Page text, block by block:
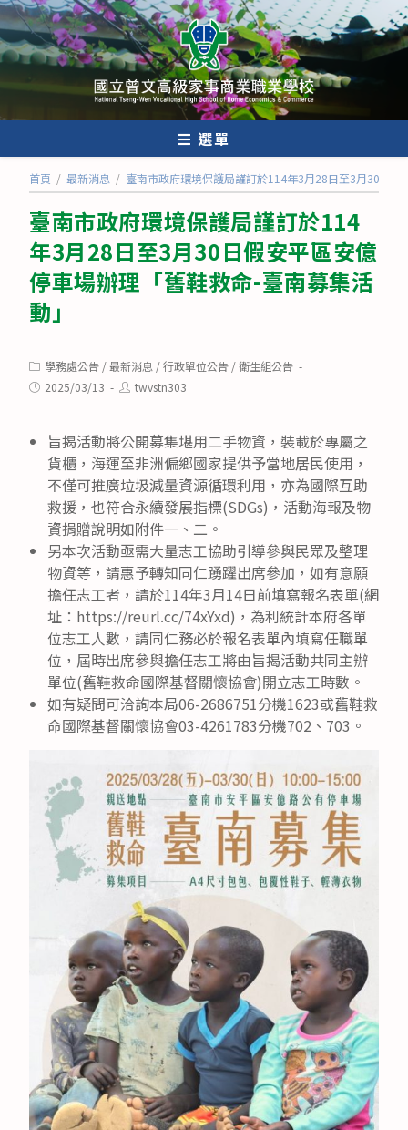
跳
轉
至
內
選單
首頁 / 最新消息 / 臺南市政府環境保護局謹訂於114年3月28日至3月30日
臺南市政府環境保護局謹訂於114
年3月28日至3月30日假安平區安億
停車場辦理「舊鞋救命-臺南募集活
動」
Post
category:
學務處公告 /最新消息 /行政單位公告 /衛生組公告
Post2025/03/13
Posttwvstn303
旨揭活動將公開募集堪用二手物資，裝載於專屬之
貨櫃，海運至非洲偏鄉國家提供予當地居民使用，
不僅可推廣垃圾減量資源循環利用，亦為國際互助
救援，也符合永續發展指標(SDGs)，活動海報及物
資捐贈說明如附件一、二。
另本次活動亟需大量志工協助引導參與民眾及整理
物資等，請惠予轉知同仁踴躍出席參加，如有意願
擔任志工者，請於114年3月14日前填寫報名表單(網
址：https://reurl.cc/74xYxd)，為利統計本府各單
位志工人數，請同仁務必於報名表單內填寫任職單
位，屆時出席參與擔任志工將由旨揭活動共同主辦
單位(舊鞋救命國際基督關懷協會)開立志工時數。
如有疑問可洽詢本局06-2686751分機1623或舊鞋救
命國際基督關懷協會03-4261783分機702、703。